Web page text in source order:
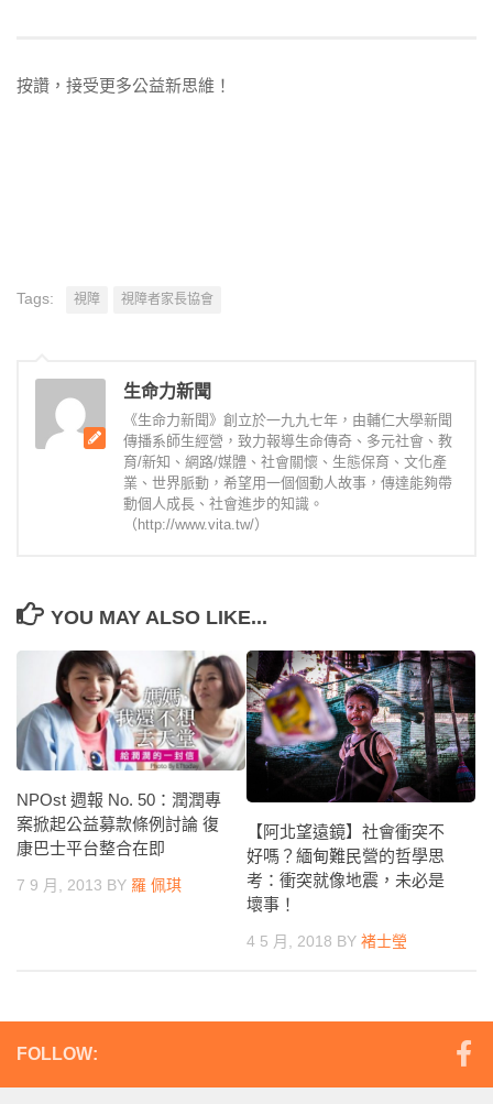
按讚，接受更多公益新思維！
Tags: 視障 視障者家長協會
生命力新聞
《生命力新聞》創立於一九九七年，由輔仁大學新聞
傳播系師生經營，致力報導生命傳奇、多元社會、教
育/新知、網路/媒體、社會關懷、生態保育、文化產
業、世界脈動，希望用一個個動人故事，傳達能夠帶
動個人成長、社會進步的知識。
（http://www.vita.tw/）
YOU MAY ALSO LIKE...
NPOst 週報 No. 50：潤潤專
案掀起公益募款條例討論 復
康巴士平台整合在即
7 9 月, 2013 BY 羅 佩琪
【阿北望遠鏡】社會衝突不
好嗎？緬甸難民營的哲學思
考：衝突就像地震，未必是
壞事！
4 5 月, 2018 BY 褚士瑩
FOLLOW: